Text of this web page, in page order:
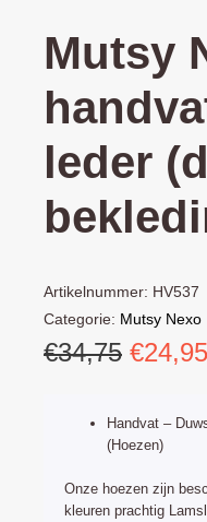
Mutsy
leder
Artikelnummer: HV537
Categorie: Mutsy Nexo
€34,75
was:
€34,75.
€24,95
Handvat –
(Hoezen)
Onze hoezen zijn
kleuren prachtig